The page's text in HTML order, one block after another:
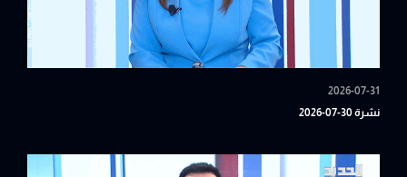
2026-07-31
نشرة 30-07-2026